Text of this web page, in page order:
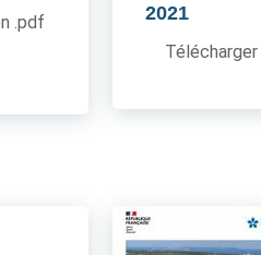
.pdf
2021